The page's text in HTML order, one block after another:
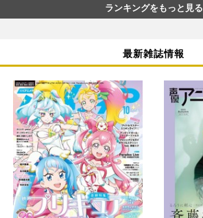
ランキングをもっと見る
最新雑誌情報